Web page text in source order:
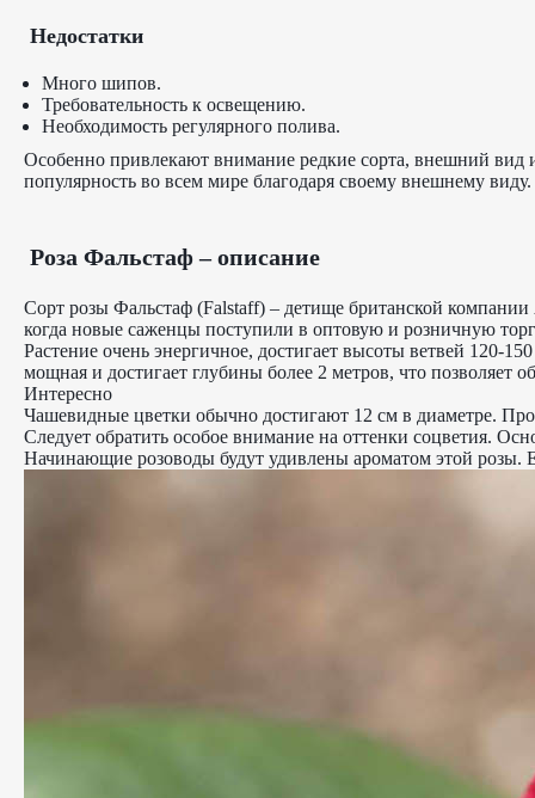
Недостатки
Много шипов.
Требовательность к освещению.
Необходимость регулярного полива.
Особенно привлекают внимание редкие сорта, внешний вид
популярность во всем мире благодаря своему внешнему виду.
Роза Фальстаф – описание
Сорт розы Фальстаф (Falstaff) – детище британской
когда новые саженцы поступили в оптовую и розничную
Растение очень энергичное, достигает высоты ветвей 120-
мощная и достигает глубины более 2 метров, что позволяет
Интересно
Чашевидные цветки обычно достигают 12 см в диаметре.
Следует обратить особое внимание на оттенки соцветия.
Начинающие розоводы будут удивлены ароматом этой розы.